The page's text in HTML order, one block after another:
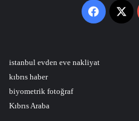
Facebook
X
istanbul evden eve nakliyat
kıbrıs haber
biyometrik fotoğraf
Kıbrıs Araba